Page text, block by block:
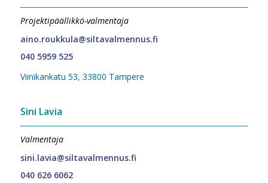
Projektipäällikkö-valmentaja
aino.roukkula@siltavalmennus.fi
040 5959 525
Viinikankatu 53, 33800 Tampere
Sini Lavia
Valmentaja
sini.lavia@siltavalmennus.fi
040 626 6062